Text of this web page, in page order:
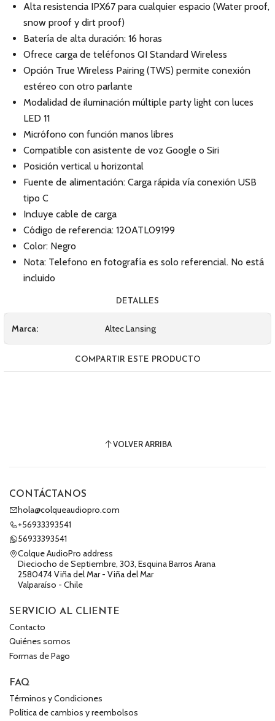
Alta resistencia IPX67 para cualquier espacio (Water proof,
snow proof y dirt proof)
Batería de alta duración: 16 horas
Ofrece carga de teléfonos QI Standard Wireless
Opción True Wireless Pairing (TWS) permite conexión
estéreo con otro parlante
Modalidad de iluminación múltiple party light con luces
LED 11
Micrófono con función manos libres
Compatible con asistente de voz Google o Siri
Posición vertical u horizontal
Fuente de alimentación: Carga rápida vía conexión USB
tipo C
Incluye cable de carga
Código de referencia: 120ATL09199
Color: Negro
Nota: Telefono en fotografía es solo referencial. No está
incluido
DETALLES
Marca: Altec Lansing
COMPARTIR ESTE PRODUCTO
VOLVER ARRIBA
CONTÁCTANOS
hola@colqueaudiopro.com
+56933393541
56933393541
Colque AudioPro address
Dieciocho de Septiembre, 303, Esquina Barros Arana
2580474 Viña del Mar - Viña del Mar
Valparaíso - Chile
SERVICIO AL CLIENTE
Contacto
Quiénes somos
Formas de Pago
FAQ
Términos y Condiciones
Política de cambios y reembolsos